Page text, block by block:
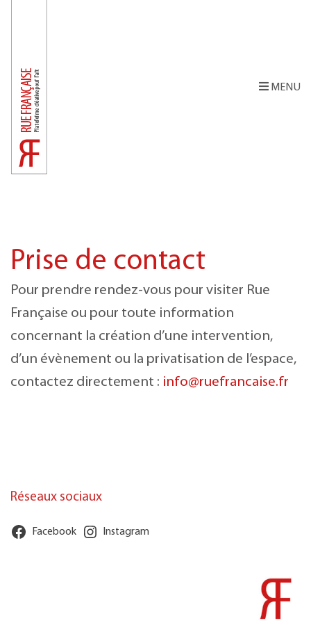
MENU
Prise de contact
Pour prendre rendez-vous pour visiter Rue
Française ou pour toute information
concernant la création d’une intervention,
d’un évènement ou la privatisation de l’espace,
contactez directement : info@ruefrancaise.fr
Réseaux sociaux
Facebook Instagram